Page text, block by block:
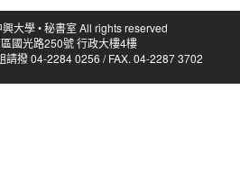
大學 • 秘書室 All rights reserved
國光路250號 行政大樓4樓
請撥 04-2284 0256 / FAX. 04-2287 3702